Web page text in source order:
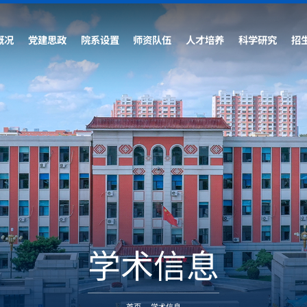
况 党建思政 院系设置 师资队伍 人才培养 科学研究 招
学术信息